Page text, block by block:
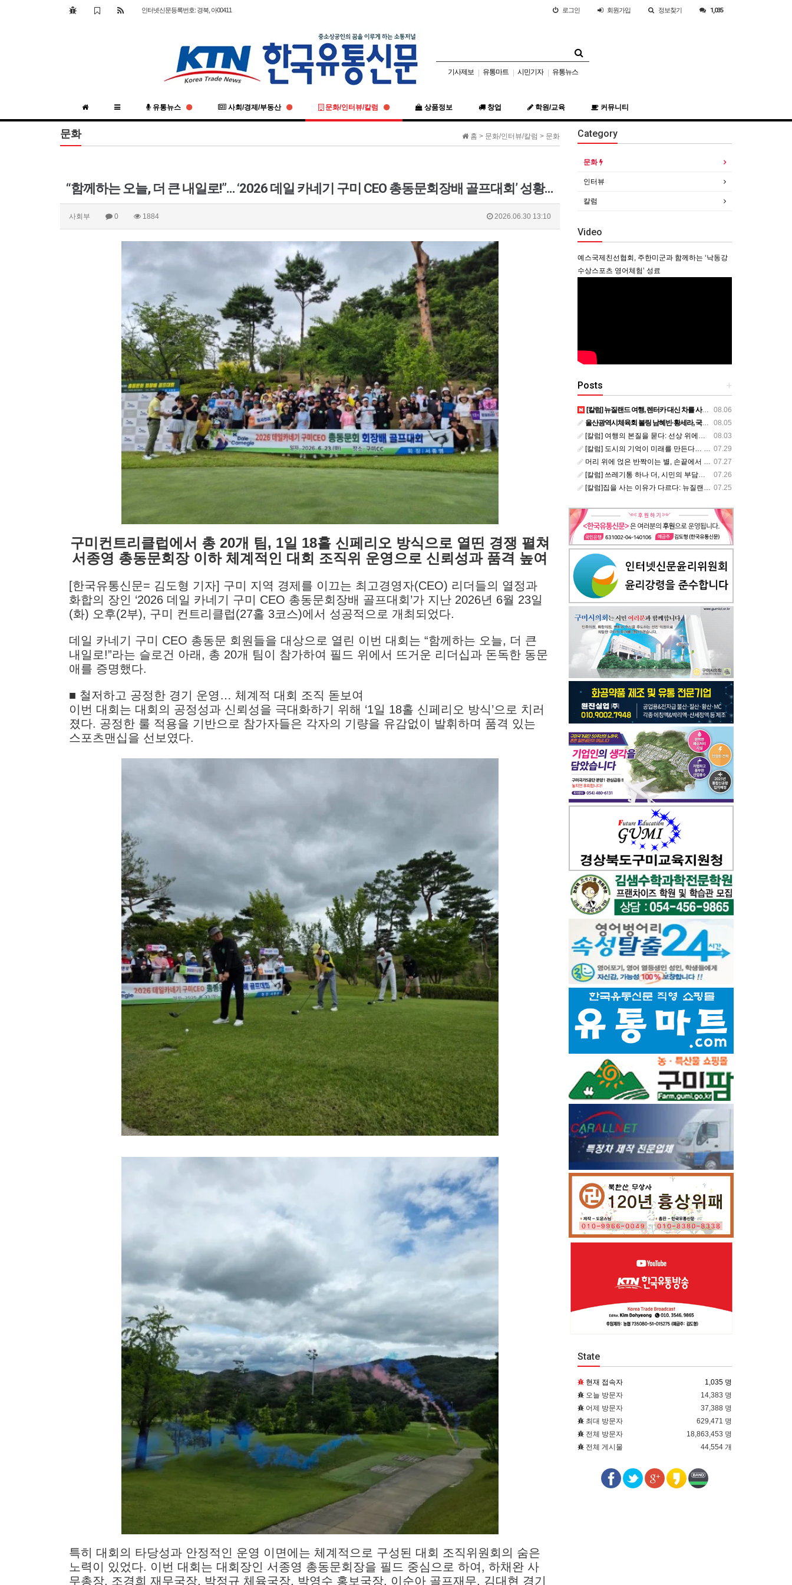
인터넷신문등록번호: 경북, 아00411 로그인 회원가입 정보찾기 1,035
기사제보 | 유통마트 | 시민기자 | 유통뉴스
유통뉴스 사회/경제/부동산 문화/인터뷰/칼럼 상품정보 창업 학원/교육 커뮤니티
홈 > 문화/인터뷰/칼럼 > 문화
문화
“함께하는 오늘, 더 큰 내일로!”… ‘2026 데일 카네기 구미 CEO 총동문회장배 골프대회’ 성황리 개최
사회부 0 1884 2026.06.30 13:10
구미컨트리클럽에서 총 20개 팀, 1일 18홀 신페리오 방식으로 열띤 경쟁 펼쳐
서종영 총동문회장 이하 체계적인 대회 조직위 운영으로 신뢰성과 품격 높여
[한국유통신문= 김도형 기자] 구미 지역 경제를 이끄는 최고경영자(CEO) 리더들의 열정과
화합의 장인 ‘2026 데일 카네기 구미 CEO 총동문회장배 골프대회’가 지난 2026년 6월 23일
(화) 오후(2부), 구미 컨트리클럽(27홀 3코스)에서 성공적으로 개최되었다.
데일 카네기 구미 CEO 총동문 회원들을 대상으로 열린 이번 대회는 “함께하는 오늘, 더 큰
내일로!”라는 슬로건 아래, 총 20개 팀이 참가하여 필드 위에서 뜨거운 리더십과 돈독한 동문
애를 증명했다.
■ 철저하고 공정한 경기 운영… 체계적 대회 조직 돋보여
이번 대회는 대회의 공정성과 신뢰성을 극대화하기 위해 ‘1일 18홀 신페리오 방식’으로 치러
졌다. 공정한 룰 적용을 기반으로 참가자들은 각자의 기량을 유감없이 발휘하며 품격 있는
스포츠맨십을 선보였다.
특히 대회의 타당성과 안정적인 운영 이면에는 체계적으로 구성된 대회 조직위원회의 숨은
노력이 있었다. 이번 대회는 대회장인 서종영 총동문회장을 필드 중심으로 하여, 하채완 사
무총장, 조경희 재무국장, 박정규 체육국장, 박영수 홍보국장, 이순아 골프재무, 김대현 경기
Category
문화
인터뷰
칼럼
Video
예스국제친선협회, 주한미군과 함께하는 ‘낙동강
수상스포츠 영어체험’ 성료
+
Posts
08.06
[칼럼] 뉴질랜드 여행, 렌터카 대신 차를 사볼까?
08.05
울산광역시체육회 볼링 남혜빈·황세라, 국가대표 평가전 통과… ‘아시아선수권 출전’
08.03
[칼럼] 여행의 본질을 묻다: 선상 위에서 펼쳐지는 공간과 사람, 그리고 미식의 미학
07.29
[칼럼] 도시의 기억이 미래를 만든다… 크라이스트처치와 한국 도시가 주는 교훈
07.27
머리 위에 얹은 반짝이는 별, 손끝에서 피어난 우리의 정체성
07.26
[칼럼] 쓰레기통 하나 더, 시민의 부담도 하나 더
07.25
[칼럼]집을 사는 이유가 다르다: 뉴질랜드 부동산에서 배운 다섯 가지 교훈
State
현재 접속자
1,035 명
오늘 방문자
14,383 명
어제 방문자
37,388 명
최대 방문자
629,471 명
전체 방문자
18,863,453 명
전체 게시물
44,554 개